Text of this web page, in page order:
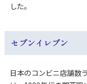
した。
セブンイレブン
日本のコンビニ店舗数